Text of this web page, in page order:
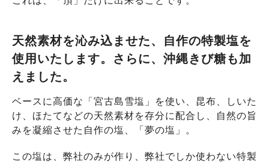
天然素材を沁み込ませた、自作の特製塩を
使用いたします。さらに、沖縄きび糖も加
えました。
ベースに高価な「宮古島雪塩」を使い、昆布、しいた
け、ほたてなどの天然素材を存分に配合し、自然の旨
みを凝縮させた自作の塩、「夢の塩」。
この塩は、弊社のみが作り、弊社でしか使わない特製